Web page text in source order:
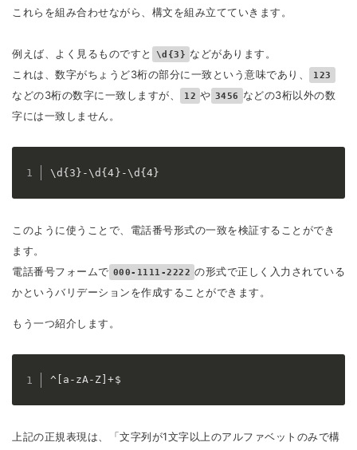
これらを組み合わせながら、構文を組み立てていきます。
例えば、よく見るものですと \d{3} などがあります。
これは、数字がちょうど3桁の部分に一致という意味であり、
123
などの3桁の数字に一致しますが、 12 や 3456 などの3桁以外の数
字には一致しません。
\d{3}-\d{4}-\d{4}
このように使うことで、電話番号形式の一致を検証することができ
ます。
電話番号フォームで 000-1111-2222 の形式で正しく入力されている
かというバリデーションを作成することができます。
もう一つ紹介します。
^[a-zA-Z]+$
上記の正規表現は、「文字列が1文字以上のアルファベットのみで構